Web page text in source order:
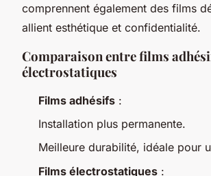
comprennent également des films
allient esthétique et confidentialité.
Comparaison entre films
électrostatiques
Films adhésifs :
Installation plus permanente.
Meilleure durabilité, idéale pour
Films électrostatiques :